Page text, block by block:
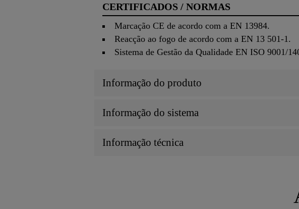
CERTIFICADOS / NORMAS
Marcação CE de acordo com a EN 13984.
Reacção ao fogo de acordo com a EN 13 501-1.
Sistema de Gestão da Qualidade EN ISO 9001/
Informação do produto
Informação do sistema
Informação técnica